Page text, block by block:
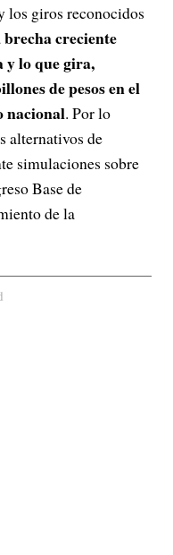
los giros reconocidos
brecha creciente
y lo que gira,
de pesos en el
nacional. Por lo
alternativos de
simulaciones sobre
Base de
de la